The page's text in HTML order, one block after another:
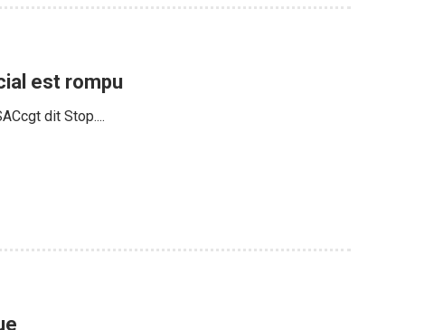
est rompu
dit Stop....